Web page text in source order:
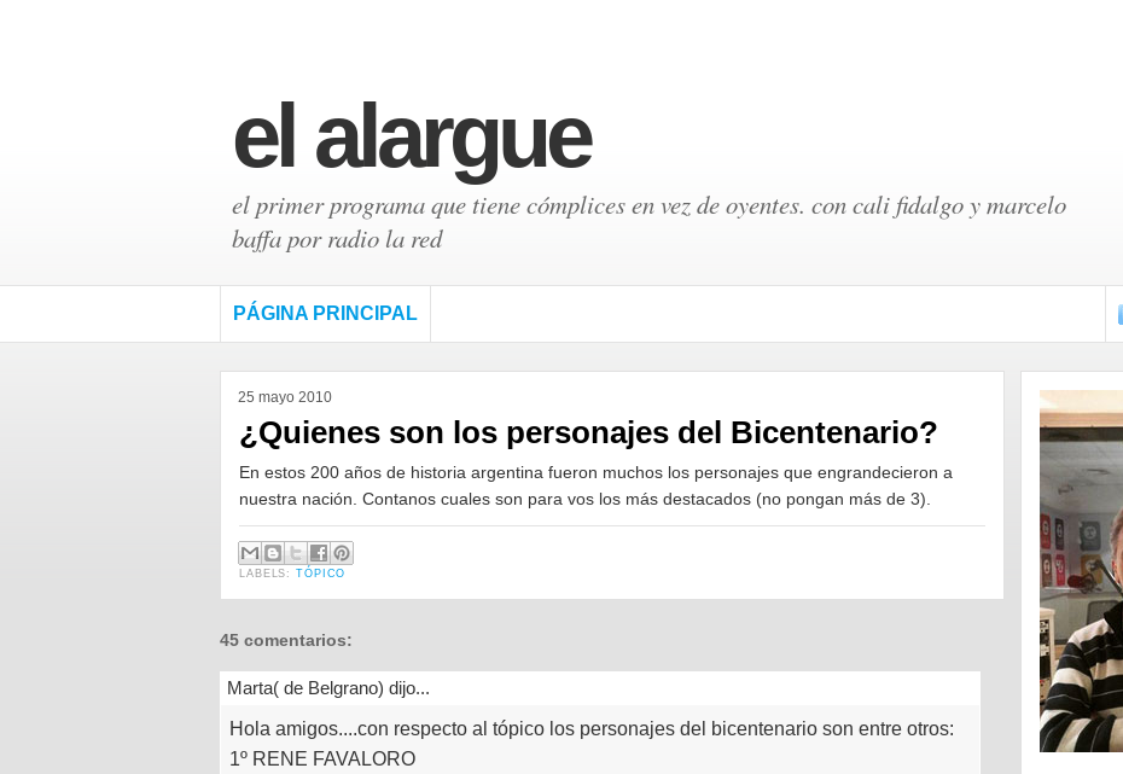
el alargue
el primer programa que tiene cómplices en vez de oyentes. con cali fidalgo y marcelo
baffa por radio la red
PÁGINA PRINCIPAL
25 mayo 2010
¿Quienes son los personajes del Bicentenario?
En estos 200 años de historia argentina fueron muchos los personajes que engrandecieron a
nuestra nación. Contanos cuales son para vos los más destacados (no pongan más de 3)
LABELS:TÓPICO
45 comentarios:
Marta( de Belgrano) dijo...
Hola amigos....con respecto al tópico los personajes del bicentenario son entre otros:
1º RENE FAVALORO